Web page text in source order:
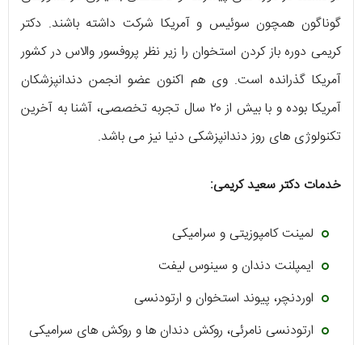
گوناگون همچون سوئیس و آمریکا شرکت داشته باشند. دکتر
کریمی دوره باز کردن استخوان را زیر نظر پروفسور والاس در کشور
آمریکا گذرانده است. وی هم اکنون عضو انجمن دندانپزشکان
آمریکا بوده و با بیش از ۲۰ سال تجربه تخصصی، آشنا به آخرین
تکنولوژی‌ های روز دندانپزشکی دنیا نیز می‌ باشد.
خدمات دکتر سعید کریمی:
لمینت کامپوزیتی و سرامیکی
ایمپلنت دندان و سینوس لیفت
اوردنچر، پیوند استخوان و ارتودنسی
ارتودنسی نامرئی، روکش دندان‌ ها و روکش‌ های سرامیکی